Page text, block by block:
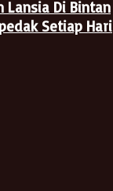
Lansia Di Bintan
Setiap Hari